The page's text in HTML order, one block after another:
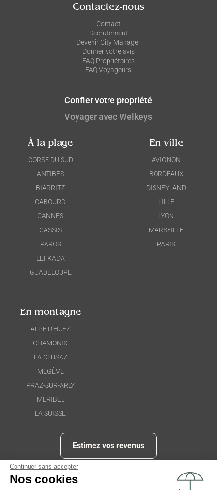
Contactez-nous
Contact
Recrutement
Devenir City Manager
Donner votre avis
FAQ Propriétaires
FAQ Voyageurs
Voyager avec Welkeys
Confier votre propriété
À la plage
CORSE DU SUD
ANTIBES
BIARRITZ
CABOURG
CANNES
CASSIS
PAROS
LEFKADA
GUADELOUPE
En ville
AVIGNON
BORDEAUX
DISNEYLAND
LILLE
LYON
MARSEILLE
PARIS
En montagne
ALPE D'HUEZ
CHAMONIX
LA CLUSAZ
MEGÈVE
PRAZ-SUR-ARLY
MERIBEL
LA SUISSE
Estimez vos revenus
Continuer sans accepter
Nos cookies